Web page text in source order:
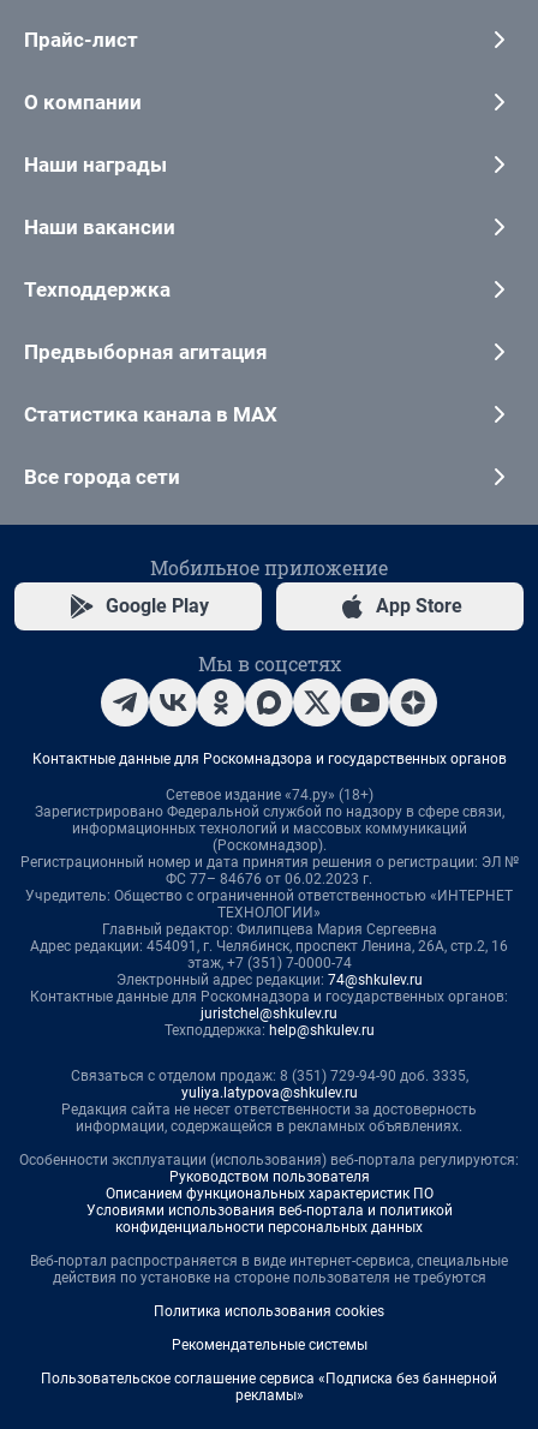
Прайс-лист
О компании
Наши награды
Наши вакансии
Техподдержка
Предвыборная агитация
Статистика канала в MAX
Все города сети
Мобильное приложение
Google Play App Store
Мы в соцсетях
Контактные данные для Роскомнадзора и государственных органов
Сетевое издание «74.ру» (18+)
Зарегистрировано Федеральной службой по надзору в сфере связи,
информационных технологий и массовых коммуникаций
(Роскомнадзор).
Регистрационный номер и дата принятия решения о регистрации: ЭЛ №
ФС 77– 84676 от 06.02.2023 г.
Учредитель: Общество с ограниченной ответственностью «ИНТЕРНЕТ
ТЕХНОЛОГИИ»
Главный редактор: Филипцева Мария Сергеевна
Адрес редакции: 454091, г. Челябинск, проспект Ленина, 26А, стр.2, 16
этаж, +7 (351) 7-0000-74
Электронный адрес редакции: 74@shkulev.ru
Контактные данные для Роскомнадзора и государственных органов:
juristchel@shkulev.ru
Техподдержка: help@shkulev.ru
Связаться с отделом продаж: 8 (351) 729-94-90 доб. 3335,
yuliya.latypova@shkulev.ru
Редакция сайта не несет ответственности за достоверность
информации, содержащейся в рекламных объявлениях.
Особенности эксплуатации (использования) веб-портала регулируются:
Руководством пользователя
Описанием функциональных характеристик ПО
Условиями использования веб-портала и политикой
конфиденциальности персональных данных
Веб-портал распространяется в виде интернет-сервиса, специальные
действия по установке на стороне пользователя не требуются
Политика использования cookies
Рекомендательные системы
Пользовательское соглашение сервиса «Подписка без баннерной
рекламы»